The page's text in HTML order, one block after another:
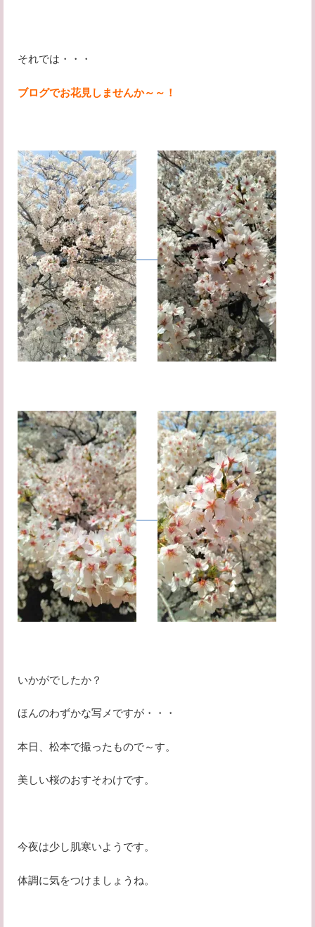
それでは・・・
ブログでお花見しませんか～～！
いかがでしたか？
ほんのわずかな写メですが・・・
本日、松本で撮ったもので～す。
美しい桜のおすそわけです。
今夜は少し肌寒いようです。
体調に気をつけましょうね。